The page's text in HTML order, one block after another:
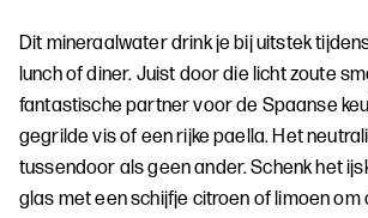
Dit mineraalwater drink je bij uitstek
lunch of diner. Juist door die licht zoute
fantastische partner voor de Spaanse
gegrilde vis of een rijke paella. Het
tussendoor als geen ander. Schenk het
glas met een schijfje citroen of limoen